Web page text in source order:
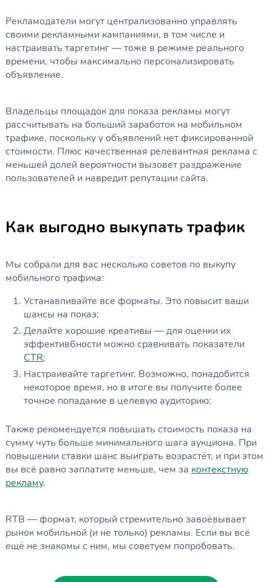
Рекламодатели могут централизованно управлять
своими рекламными кампаниями, в том числе и
настраивать таргетинг — тоже в режиме реального
времени, чтобы максимально персонализировать
объявление.
Владельцы площадок для показа рекламы могут
рассчитывать на больший заработок на мобильном
трафике, поскольку у объявлений нет фиксированной
стоимости. Плюс качественная релевантная реклама с
меньшей долей вероятности вызовет раздражение
пользователей и навредит репутации сайта.
Как выгодно выкупать трафик
Мы собрали для вас несколько советов по выкупу
мобильного трафика:
Устанавливайте все форматы. Это повысит ваши
шансы на показ;
Делайте хорошие креативы — для оценки их
эффектив6ности можно сравнивать показатели
CTR;
Настраивайте таргетинг. Возможно, понадобится
некоторое время, но в итоге вы получите более
точное попадание в целевую аудиторию;
Также рекомендуется повышать стоимость показа на
сумму чуть больше минимального шага аукциона. При
повышении ставки шанс выиграть возрастёт, и при этом
вы всё равно заплатите меньше, чем за контекстную
рекламу.
RTB — формат, который стремительно завоёвывает
рынок мобильной (и не только) рекламы. Если вы всё
ещё не знакомы с ним, мы советуем попробовать.